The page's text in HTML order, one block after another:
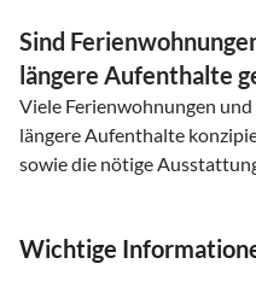
Sind
längere Aufenthalte
Viele Ferienwohnungen
längere Aufenthalte
sowie die nötige
Wichtige